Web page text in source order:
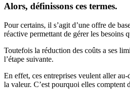
Alors, définissons ces termes.
Pour certains, il s’agit d’une offre de
réactive permettant de gérer les besoins
Toutefois la réduction des coûts a ses
l’étape suivante.
En effet, ces entreprises veulent aller
la valeur. C’est pourquoi elles